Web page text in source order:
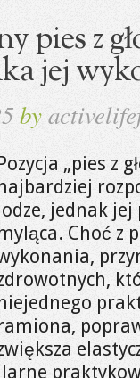
pies z
jej
by
„pies z
jednak
Choć z